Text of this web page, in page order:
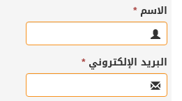
الاسم*
البريد الإلكتروني*